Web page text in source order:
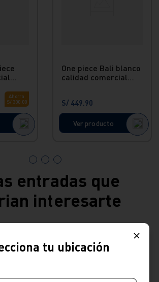
Ahorra
S/ 300.00
One piece Bali blanco
calidad comercial
S/ 449.90
Ver producto
entradas que
interesarte
tu ubicación